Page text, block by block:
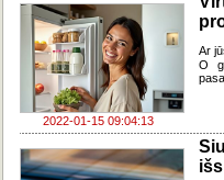
2022-01-15 09:04:13
Ar
O